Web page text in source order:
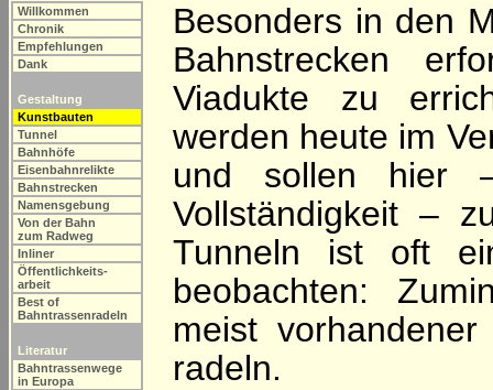
Willkommen
Chronik
Empfehlungen
Dank
Gestaltung
Kunstbauten
Tunnel
Bahnhöfe
Eisenbahnrelikte
Bahnstrecken
Namensgebung
Von der Bahn
zum Radweg
Inliner
Öffentlichkeits-
arbeit
Best of
Bahntrassenradeln
Literatur
Bahntrassenwege
in Europa
Besonders in den
Bahnstrecken
Viadukte zu
werden heute im
und sollen hier
Vollständigkeit –
Tunneln ist oft
beobachten:
meist
radeln.